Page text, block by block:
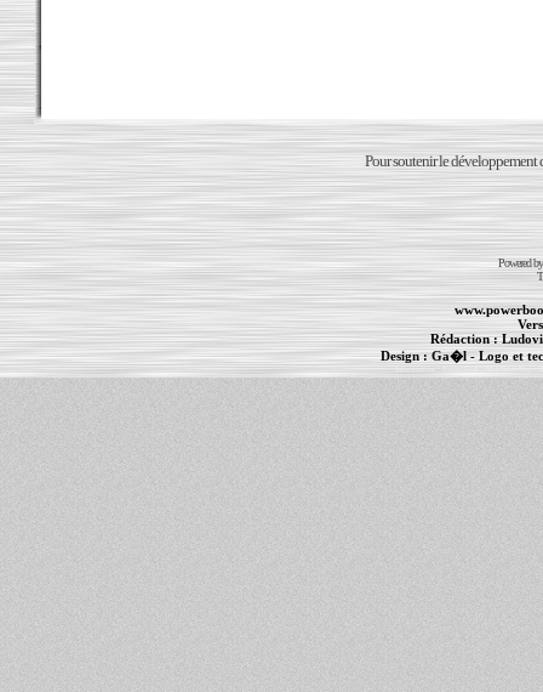
Pour soutenir le développement
Powered
Rédaction :
Design : Ga�l - Logo et
Informations :